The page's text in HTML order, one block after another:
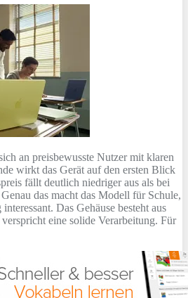
an preisbewusste Nutzer mit klaren
wirkt das Gerät auf den ersten Blick
fällt deutlich niedriger aus als bei
das macht das Modell für Schule,
Das Gehäuse besteht aus
eine solide Verarbeitung. Für